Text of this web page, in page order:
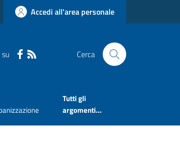
Accedi all'area personale
Cerca
Tutti gli
argomenti...